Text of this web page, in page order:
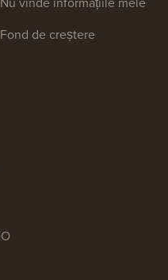
Politica de
confidențialitate